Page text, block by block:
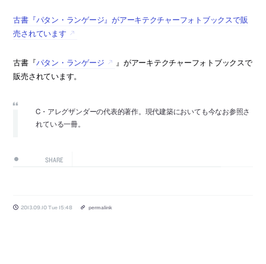
古書『パタン・ランゲージ』がアーキテクチャーフォトブックスで販
売されています
古書『パタン・ランゲージ
』がアーキテクチャーフォトブックスで
販売されています。
C・アレグザンダーの代表的著作。現代建築においても今なお参照さ
れている一冊。
SHARE
2013.09.10 Tue 15:48 permalink